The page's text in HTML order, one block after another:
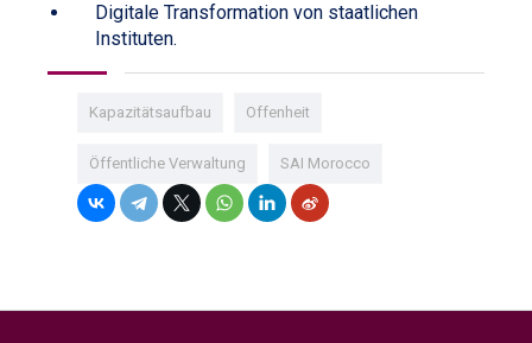
Digitale Transformation von staatlichen
Instituten.
Kapazitätsaufbau Offenheit
Öffentliche Verwaltung SAI Morocco